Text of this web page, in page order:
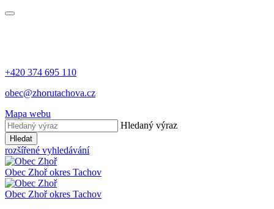
+420 374 695 110
obec@zhorutachova.cz
Mapa webu
Hledaný výraz
Hledat
rozšířené vyhledávání
Obec Zhoř okres Tachov
Obec Zhoř okres Tachov